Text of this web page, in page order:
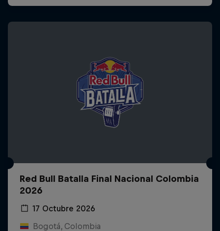
Red Bull Batalla Final Nacional Colombia
2026
17 Octubre 2026
Bogotá, Colombia